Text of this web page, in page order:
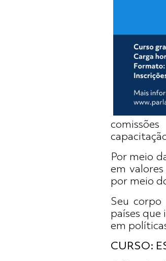
Por meio
em
por meio
Seu corpo
países que
em
CURSO: